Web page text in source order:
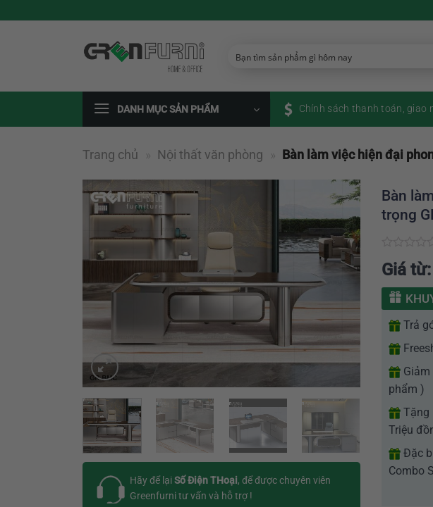
DANH MỤC SẢN PHẨM Chính sách thanh toán, giao
Trang chủ » Nội thất văn phòng » Bàn làm việc hiện đại
Hãy để lạiSố Điện THoại, để được chuyên viên
Greenfurni tư vấn và hỗ trợ !
Bàn
trọng
Được
xếp
0
Giá từ:
Trả
Giảm
phẩm )
Tặng
Triệu
Đặc
Combo